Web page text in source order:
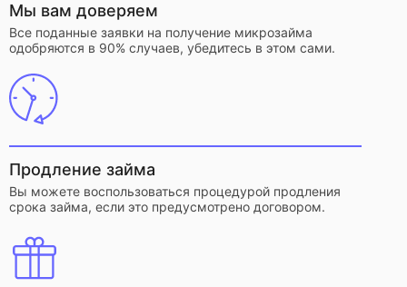
Мы вам доверяем
Все поданные заявки на получение микрозайма
одобряются в 90% случаев, убедитесь в этом сами.
Продление займа
Вы можете воспользоваться процедурой продления
срока займа, если это предусмотрено договором.